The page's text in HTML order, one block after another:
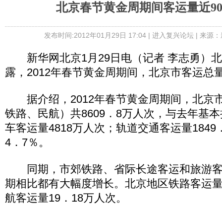
北京春节黄金周期间客运量近
发布时间:2012年01月29日 17:04 | 进入复兴论坛| 来源
新华网北京1月29日电（记者 李志勇）北
露，2012年春节黄金周期间，北京市客运
据介绍，2012年春节黄金周期间，北京
铁路、民航）共8609．8万人次，与去年基
车客运量4818万人次；轨道交通客运量1849
4．7％。
同期，市郊铁路、省际长途客运和旅游
期相比都有大幅度增长。北京地区铁路客运
航客运量19．18万人次。